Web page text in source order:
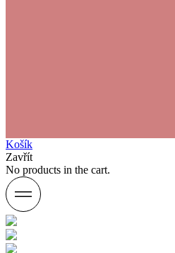
Košík
Zavřít
No products in the cart.